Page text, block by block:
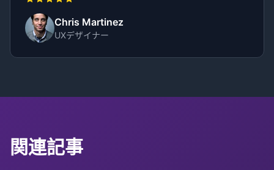
Chris Martinez
UXデザイナー
関連記事